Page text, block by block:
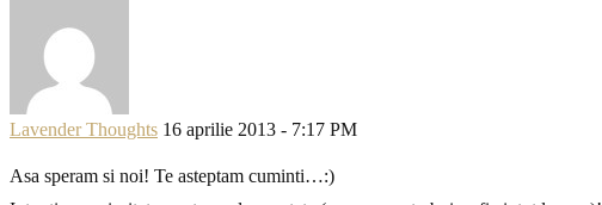
Lavender Thoughts 16 aprilie 2013 - 7:17 PM
Asa speram si noi! Te asteptam cuminti…:)